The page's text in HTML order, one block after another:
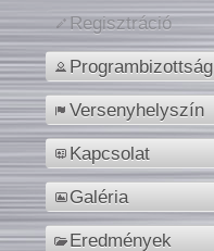
Regisztráció
Programbizottság
Versenyhelyszín
Kapcsolat
Galéria
Eredmények